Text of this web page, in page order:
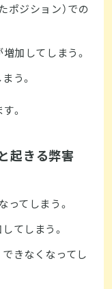
ポジション）での
加してしまう。
う。
。
起きる弊害
ってしまう。
てしまう。
きなくなってし